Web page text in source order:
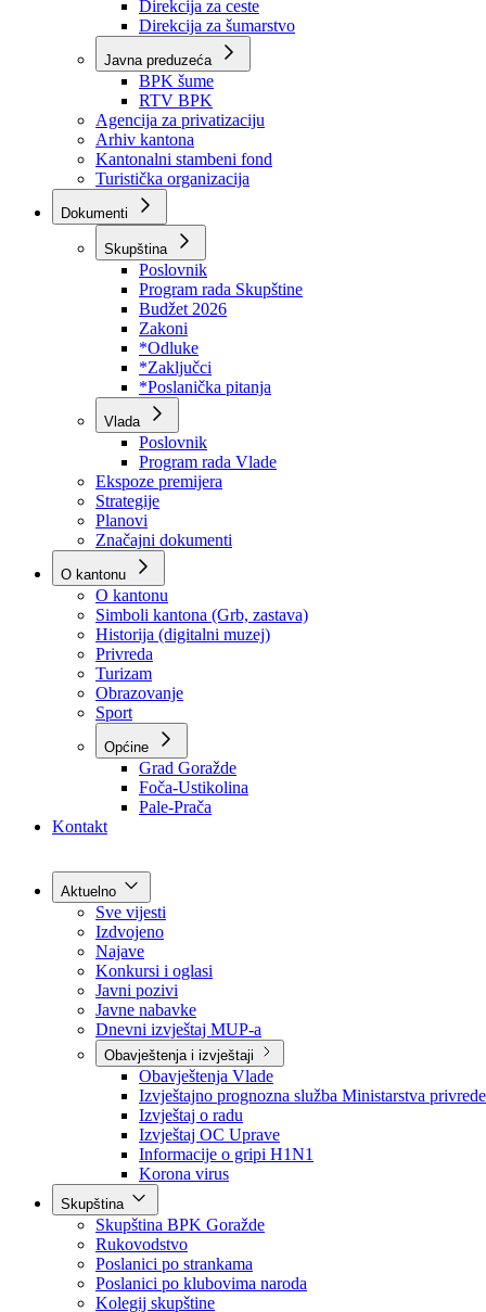
Direkcije
Direkcija za robne rezerve
Direkcija za ceste
Direkcija za šumarstvo
Javna preduzeća
BPK šume
RTV BPK
Agencija za privatizaciju
Arhiv kantona
Kantonalni stambeni fond
Turistička organizacija
Dokumenti
Skupština
Poslovnik
Program rada Skupštine
Budžet 2026
Zakoni
*Odluke
*Zaključci
*Poslanička pitanja
Vlada
Poslovnik
Program rada Vlade
Ekspoze premijera
Strategije
Planovi
Značajni dokumenti
O kantonu
O kantonu
Simboli kantona (Grb, zastava)
Historija (digitalni muzej)
Privreda
Turizam
Obrazovanje
Sport
Općine
Kontakt
Aktuelno
Sve vijesti
Izdvojeno
Najave
Konkursi i oglasi
Javni pozivi
Javne nabavke
Dnevni izvještaj MUP-a
Obavještenja i izvještaji
Obavještenja Vlade
Izvještajno prognozna služba Ministarstva privrede
Izvještaj o radu
Izvještaj OC Uprave
Informacije o gripi H1N1
Korona virus
Skupština
Skupština BPK Goražde
Rukovodstvo